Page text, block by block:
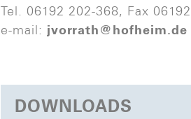
Tel. 06192 202-368, Fax
e-mail: jvorrath@hofheim.de
DOWNLOADS